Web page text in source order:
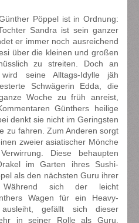
Pöppel ist in Ordnung:
Sandra ist sein ganzer
er immer noch ausreichend
über die kleinen und großen
zu streiten. Doch an
seine Alltags-Idylle jäh
Schwägerin Edda, die
Woche zu früh anreist,
Günthers heilige
denkt sie nicht im Geringsten
zu fahren. Zum Anderen sorgt
zweier asiatischer Mönche
Diese behaupten
im Garten ihres Sushi-
als den nächsten Guru ihrer
Während sich der leicht
Wagen für ein Heavy-
gefällt sich dieser
in seiner Rolle als Guru.